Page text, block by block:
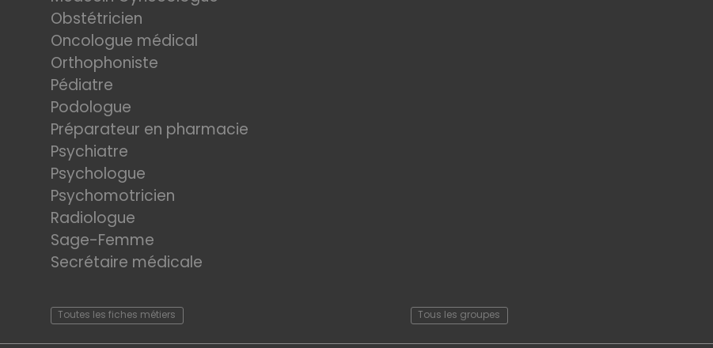
Obstétricien
Oncologue médical
Orthophoniste
Pédiatre
Podologue
Préparateur en pharmacie
Psychiatre
Psychologue
Psychomotricien
Radiologue
Sage-Femme
Secrétaire médicale
Toutes les fiches métiers Tous les groupes